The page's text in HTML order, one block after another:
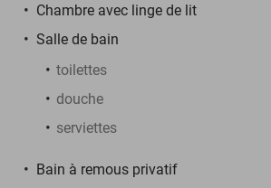
Chambre avec linge de lit
Salle de bain
toilettes
douche
serviettes
Bain à remous privatif